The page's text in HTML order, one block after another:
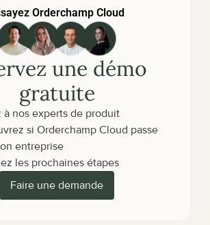
Orderchamp Cloud
une démo
gratuite
à nos experts de produit
si Orderchamp Cloud passe
entreprise
les prochaines étapes
Faire une demande